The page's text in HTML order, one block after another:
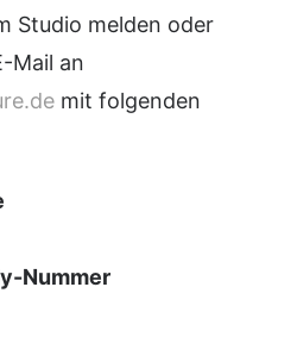
Studio melden oder
Mail an
mit folgenden
Nummer